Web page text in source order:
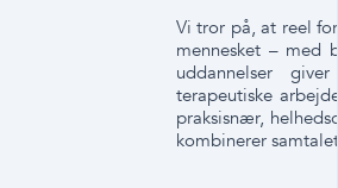
Vi tror på, at reel
mennesket – med
uddannelser
terapeutiske
praksisnær,
kombinerer